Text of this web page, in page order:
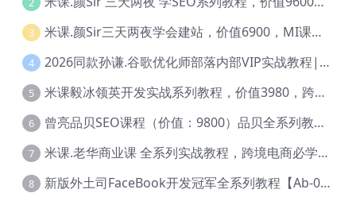
3 米课.颜Sir三天两夜学会建站，价值6900，MI课甄选课程 【Ag-0055】
4 2026同款孙谦.谷歌优化师部落内部VIP实战教程|价值4999元全网独家解码（官方报名版本）【@034】
5 米课毅冰领英开发实战系列教程，价值3980，跨境必选【Ag-0049】
6 曾亮品贝SEO课程（价值：9800）品贝全系列教程 【Ab-0022】
7 米课.老华商业课 全系列实战教程，跨境电商必学，价值16900元【Ag-0053】
8 新版外土司FaceBook开发冠军全系列教程【Ab-0021】